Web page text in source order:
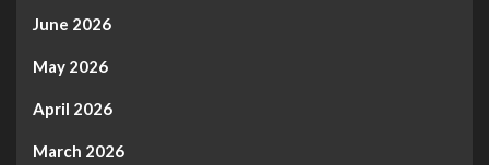
June 2026
May 2026
April 2026
March 2026